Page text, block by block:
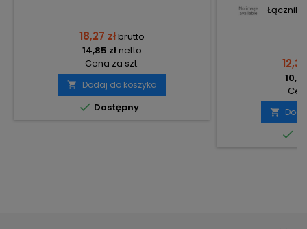
18,27 złbrutto
14,85 złnetto
Cena za szt.
 Dodaj do koszyka
 Dostępny
Łącznik

